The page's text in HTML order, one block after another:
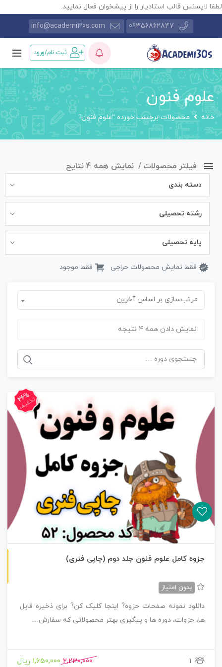
لطفا لایسنس قالب استادیار را از پیشخوان فعال نمایید.
09356862847
info@academi30s.com
ثبت نام/ورود
علوم فنون
خانه محصولات برچسب خورده “علوم فنون”
فیلتر محصولات نمایش همه 4 نتایج
دسته بندی
رشته تحصیلی
پایه تحصیلی
فقط نمایش محصولات حراجی فقط موجود
مرتب‌سازی بر اساس آخرین
نمایش دادن همه 4 نتیجه
جستجو
برای:
26%
تخفیف
جزوه کامل علوم فنون جلد دوم (چاپی فنری)
بدون امتیاز
دانلود نمونه صفحات حزوه? اینجا کلیک کن? برای ذخیره فایل
ها، جزوات، دوره ها و پیگیری بهتر محصولاتی که سفارش…
1
2,230,000 1,650,000 ریال